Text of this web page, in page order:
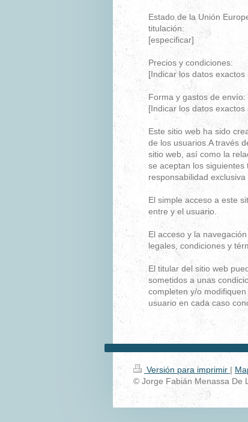
Estado de la Unión
titulación:
[especificar]
Precios y condiciones:
[Indicar los datos
Forma y gastos de envío:
[Indicar los datos
Este sitio web ha sido
de los usuarios.A través
sitio web, así como la
se aceptan los siguientes
responsabilidad exclusiva
El simple acceso a este
entre y el usuario.
El acceso y la
legales, condiciones y
El titular del sitio web
sometidos a unas
completen y/o
usuario en cada caso
Versión para imprimir |
© Jorge Fabián Menassa De